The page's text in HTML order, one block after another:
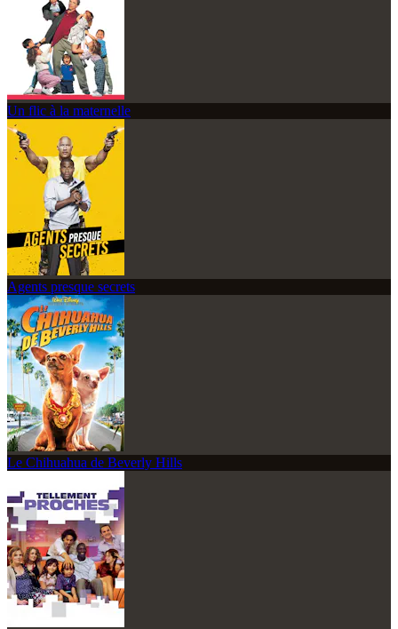
Un flic à la maternelle
Agents presque secrets
Le Chihuahua de Beverly Hills